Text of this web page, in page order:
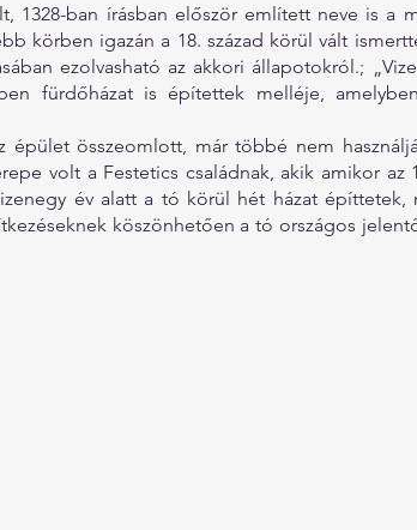
1328-ban írásban először említett neve is a
körben igazán a 18. század körül vált
ezolvasható az akkori állapotokról.;
fürdőházat is építettek melléje,
összeomlott, már többé nem
volt a Festetics családnak, akik amikor az
év alatt a tó körül hét házat építtetek,
köszönhetően a tó országos